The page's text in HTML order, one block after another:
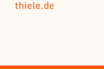
thiele.de